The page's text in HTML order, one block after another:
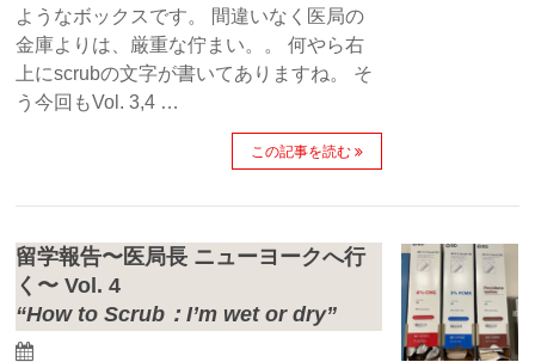
ようなボックスです。 間違いなく医局の
金庫よりは、厳重な佇まい。。 何やら右
上にscrubの文字が書いてありますね。 そ
う今回もVol. 3,4 …
この記事を読む
留学報告〜医局長 ニューヨークへ行
く〜 Vol. 4
“How to Scrub：I’m wet or dry”